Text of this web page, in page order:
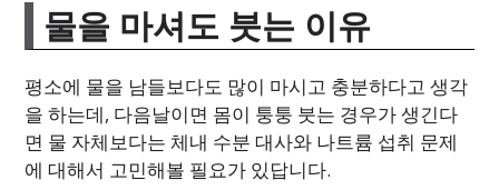
물을 마셔도 붓는 이유
평소에 물을 남들보다도 많이 마시고 충분하다고 생각
을 하는데, 다음날이면 몸이 퉁퉁 붓는 경우가 생긴다
면 물 자체보다는 체내 수분 대사와 나트륨 섭취 문제
에 대해서 고민해볼 필요가 있답니다.